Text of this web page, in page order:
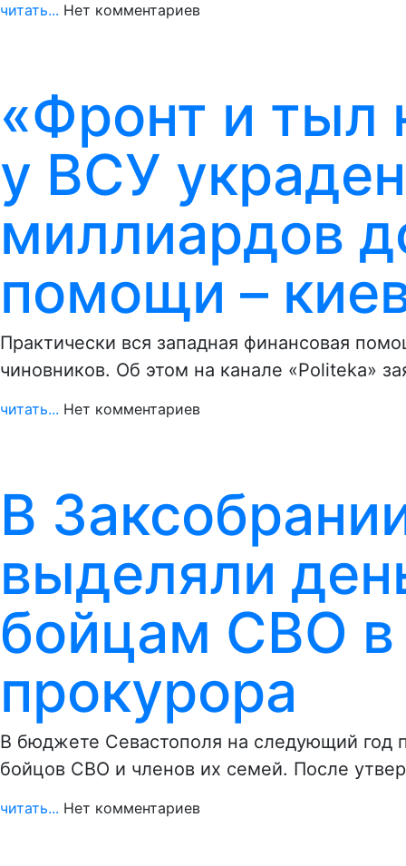
читать... Нет комментариев
«Фронт и тыл
у ВСУ
миллиардов
помощи –
Практически вся западная финансовая
чиновников. Об этом на канале «Politeka»
читать... Нет комментариев
В
выделяли
бойцам СВО в
прокурора
В бюджете Севастополя на следующий год
бойцов СВО и членов их семей. После
читать... Нет комментариев